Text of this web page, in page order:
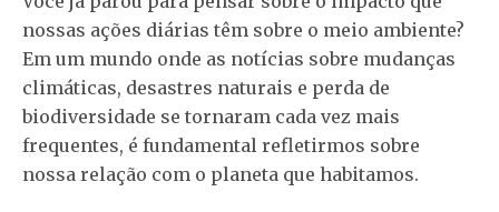
nossas ações diárias têm sobre o meio ambiente?
Em um mundo onde as notícias sobre mudanças
climáticas, desastres naturais e perda de
biodiversidade se tornaram cada vez mais
frequentes, é fundamental refletirmos sobre
nossa relação com o planeta que habitamos.